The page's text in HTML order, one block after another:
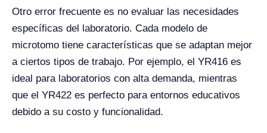
Otro error frecuente es no evaluar las necesidades
específicas del laboratorio. Cada modelo de
microtomo tiene características que se adaptan mejor
a ciertos tipos de trabajo. Por ejemplo, el YR416 es
ideal para laboratorios con alta demanda, mientras
que el YR422 es perfecto para entornos educativos
debido a su costo y funcionalidad.